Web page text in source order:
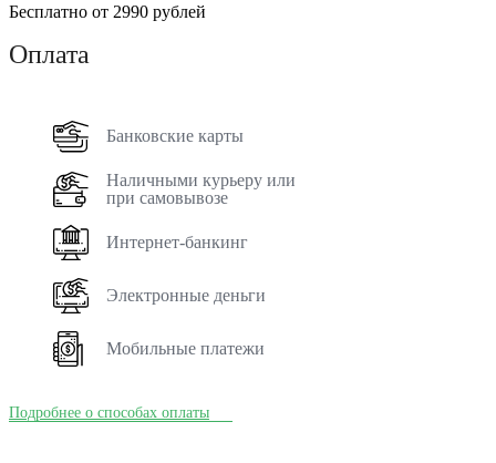
Бесплатно от 2990 рублей
Оплата
Банковские карты
Наличными курьеру или
при самовывозе
Интернет-банкинг
Электронные деньги
Мобильные платежи
Подробнее о способах оплаты